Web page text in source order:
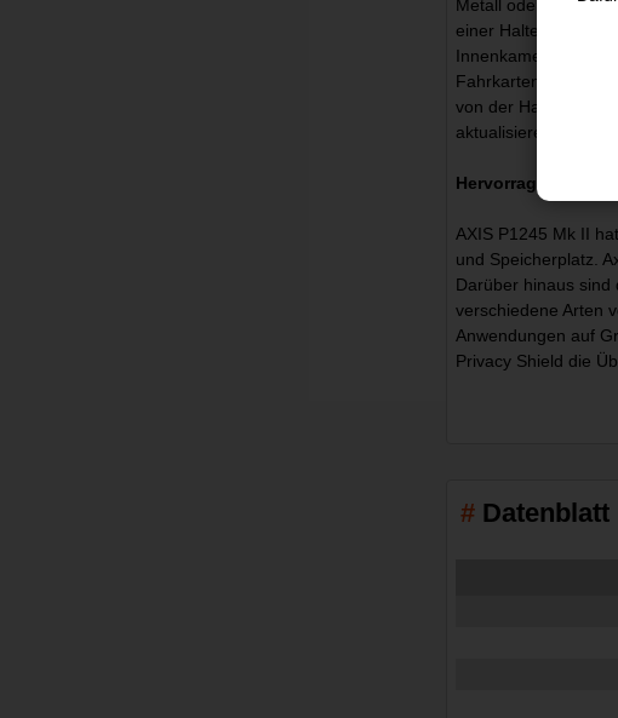
Metall oder Glas.
einer Halterung,
Innenkamera mit
von der
aktualisieren
Hervorragende
AXIS P1245 Mk II
und Speicherplatz.
Darüber hinaus sind
verschiedene Arten
Anwendungen auf
Privacy Shield die
Datenblatt